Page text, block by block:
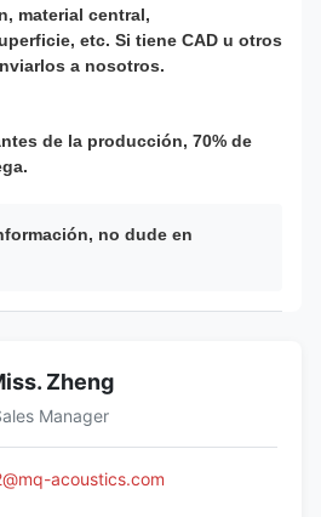
material central,
etc. Si tiene CAD u otros
a nosotros.
de la producción, 70% de
no dude en
Zheng
Manager
acoustics.com